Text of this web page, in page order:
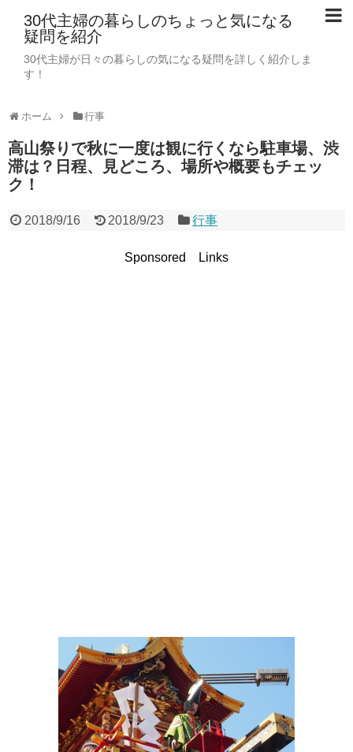
30代主婦の暮らしのちょっと気になる
疑問を紹介
30代主婦が日々の暮らしの気になる疑問を詳しく紹介しま
す！
ホーム 行事
高山祭りで秋に一度は観に行くなら駐車場、渋
滞は？日程、見どころ、場所や概要もチェッ
ク！
2018/9/16 2018/9/23 行事
Sponsored Links